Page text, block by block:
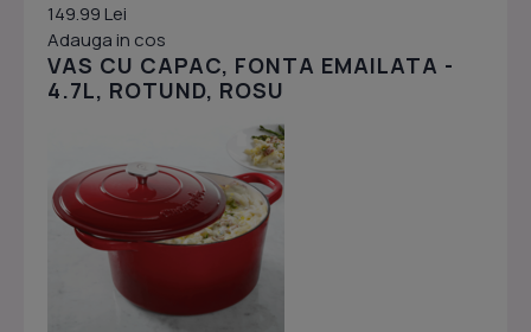
149.99 Lei
Adauga in cos
VAS CU CAPAC, FONTA EMAILATA -
4.7L, ROTUND, ROSU